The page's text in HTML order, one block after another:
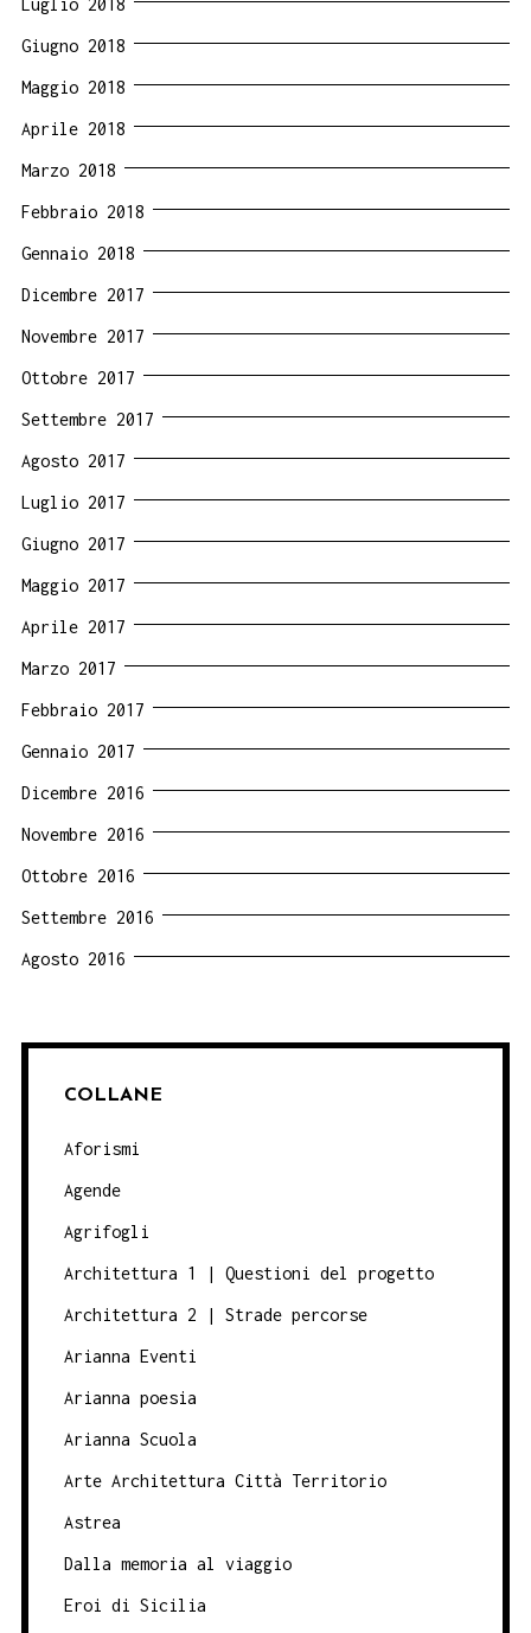
Giugno 2018
Maggio 2018
Aprile 2018
Marzo 2018
Febbraio 2018
Gennaio 2018
Dicembre 2017
Novembre 2017
Ottobre 2017
Settembre 2017
Agosto 2017
Luglio 2017
Giugno 2017
Maggio 2017
Aprile 2017
Marzo 2017
Febbraio 2017
Gennaio 2017
Dicembre 2016
Novembre 2016
Ottobre 2016
Settembre 2016
Agosto 2016
COLLANE
Aforismi
Agende
Agrifogli
Architettura 1 | Questioni del progetto
Architettura 2 | Strade percorse
Arianna Eventi
Arianna poesia
Arianna Scuola
Arte Architettura Città Territorio
Astrea
Dalla memoria al viaggio
Eroi di Sicilia